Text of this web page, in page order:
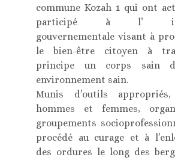
commune Kozah 1 qui ont
participé à l’
gouvernementale visant à
le bien-être citoyen à
principe un corps sain
environnement sain.
Munis d’outils appropriés,
hommes et femmes,
groupements
procédé au curage et à
des ordures le long des